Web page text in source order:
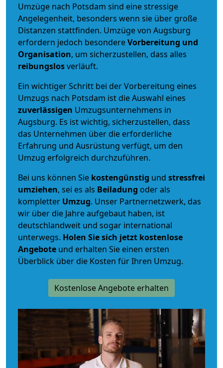
Umzüge nach Potsdam sind eine stressige
Angelegenheit, besonders wenn sie über große
Distanzen stattfinden. Umzüge von Augsburg
erfordern jedoch besondereVorbereitung und
Organisation, um sicherzustellen, dass alles
reibungslosverläuft.
Ein wichtiger Schritt bei der Vorbereitung eines
Umzugs nach Potsdam ist die Auswahl eines
zuverlässigen Umzugsunternehmens in
Augsburg. Es ist wichtig, sicherzustellen, dass
das Unternehmen über die erforderliche
Erfahrung und Ausrüstung verfügt, um den
Umzug erfolgreich durchzuführen.
Bei uns können Sie kostengünstig und stressfrei
umziehen, sei es als Beiladung oder als
kompletter Umzug. Unser Partnernetzwerk, das
wir über die Jahre aufgebaut haben, ist
deutschlandweit und sogar international
unterwegs. Holen Sie sich jetzt kostenlose
Angebote und erhalten Sie einen ersten
Überblick über die Kosten für Ihren Umzug.
Kostenlose Angebote erhalten